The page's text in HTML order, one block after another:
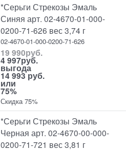
*Серьги Стрекозы Эмаль
Синяя арт. 02-4670-01-000-
0200-71-626 вес 3,74 г
02-4670-01-000-0200-71-626
19 990руб.
4 997руб.
выгода
14 993 руб.
или
75%
Скидка 75%
*Серьги Стрекозы Эмаль
Черная арт. 02-4670-00-000-
0200-71-721 вес 3,81 г